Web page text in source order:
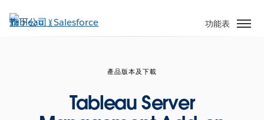
至
功能表
產品版本及下載
Tableau Server